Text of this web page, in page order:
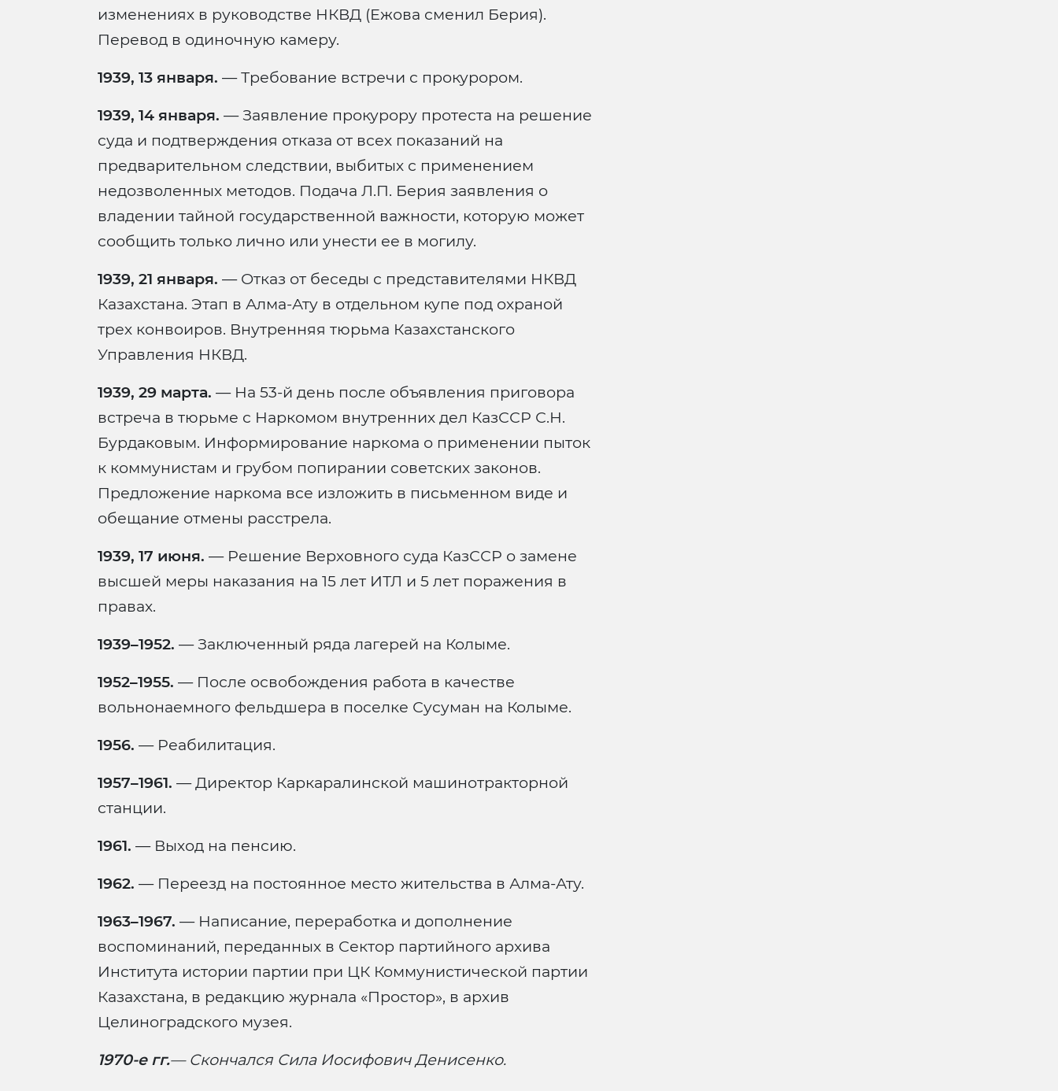
изменениях в руководстве НКВД (Ежова сменил Берия).
Перевод в одиночную камеру.
1939, 13 января. — Требование встречи с прокурором.
1939, 14 января. — Заявление прокурору протеста на решение
суда и подтверждения отказа от всех показаний на
предварительном следствии, выбитых с применением
недозволенных методов. Подача Л.П. Берия заявления о
владении тайной государственной важности, которую может
сообщить только лично или унести ее в могилу.
1939, 21 января. — Отказ от беседы с представителями НКВД
Казахстана. Этап в Алма-Ату в отдельном купе под охраной
трех конвоиров. Внутренняя тюрьма Казахстанского
Управления НКВД.
1939, 29 марта. — На 53-й день после объявления приговора
встреча в тюрьме с Наркомом внутренних дел КазССР С.Н.
Бурдаковым. Информирование наркома о применении пыток
к коммунистам и грубом попирании советских законов.
Предложение наркома все изложить в письменном виде и
обещание отмены расстрела.
1939, 17 июня. — Решение Верховного суда КазССР о замене
высшей меры наказания на 15 лет ИТЛ и 5 лет поражения в
правах.
1939–1952. — Заключенный ряда лагерей на Колыме.
1952–1955. — После освобождения работа в качестве
вольнонаемного фельдшера в поселке Сусуман на Колыме.
1956. — Реабилитация.
1957–1961. — Директор Каркаралинской машинотракторной
станции.
1961. — Выход на пенсию.
1962. — Переезд на постоянное место жительства в Алма-Ату.
1963–1967. — Написание, переработка и дополнение
воспоминаний, переданных в Сектор партийного архива
Института истории партии при ЦК Коммунистической партии
Казахстана, в редакцию журнала «Простор», в архив
Целиноградского музея.
1970-е гг.— Скончался Сила Иосифович Денисенко.